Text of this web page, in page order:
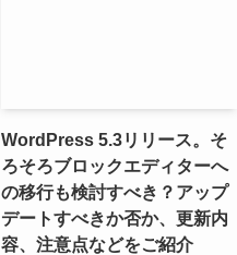
WordPress 5.3リリース。そ
ろそろブロックエディターへ
の移行も検討すべき？アップ
デートすべきか否か、更新内
容、注意点などをご紹介